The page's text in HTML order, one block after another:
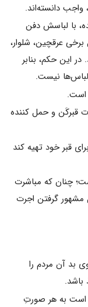
دانسته‌اند.
با لباسش دفن
عرقچین، شلوار،
این حکم، بنابر
نیست.
قبرکَن و حمل کننده‌
قبر خود تهیه کند
چنان که مباشرت
مشهور گرفتن اجرت
بد آن مردم را
باشد.
است به هر صورتِ